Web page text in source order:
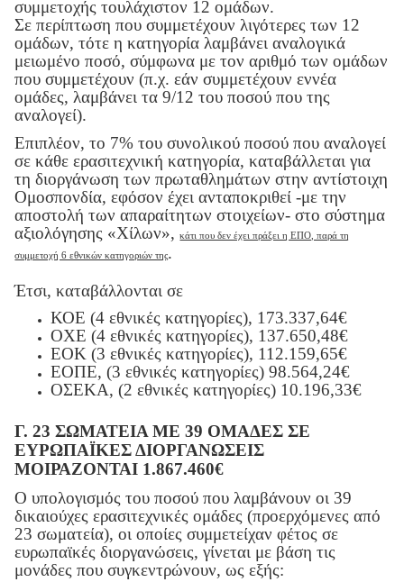
συμμετοχής τουλάχιστον 12 ομάδων.
Σε περίπτωση που συμμετέχουν λιγότερες των 12
ομάδων, τότε η κατηγορία λαμβάνει αναλογικά
μειωμένο ποσό, σύμφωνα με τον αριθμό των ομάδων
που συμμετέχουν (π.χ. εάν συμμετέχουν εννέα
ομάδες, λαμβάνει τα 9/12 του ποσού που της
αναλογεί).
Επιπλέον, το 7% του συνολικού ποσού που αναλογεί
σε κάθε ερασιτεχνική κατηγορία, καταβάλλεται για
τη διοργάνωση των πρωταθλημάτων στην αντίστοιχη
Ομοσπονδία, εφόσον έχει ανταποκριθεί -με την
αποστολή των απαραίτητων στοιχείων- στο σύστημα
αξιολόγησης «Χίλων»,κάτι που δεν έχει πράξει η ΕΠΟ, παρά τη
συμμετοχή 6 εθνικών κατηγοριών της.
Έτσι, καταβάλλονται σε
ΚΟΕ (4 εθνικές κατηγορίες), 173.337,64€
ΟΧΕ (4 εθνικές κατηγορίες), 137.650,48€
ΕΟΚ (3 εθνικές κατηγορίες), 112.159,65€
ΕΟΠΕ, (3 εθνικές κατηγορίες) 98.564,24€
ΟΣΕΚΑ, (2 εθνικές κατηγορίες) 10.196,33€
Γ. 23 ΣΩΜΑΤΕΙΑ ΜΕ 39 ΟΜΑΔΕΣ ΣΕ
ΕΥΡΩΠΑΪΚΕΣ ΔΙΟΡΓΑΝΩΣΕΙΣ
ΜΟΙΡΑΖΟΝΤΑΙ 1.867.460€
Ο υπολογισμός του ποσού που λαμβάνουν οι 39
δικαιούχες ερασιτεχνικές ομάδες (προερχόμενες από
23 σωματεία), οι οποίες συμμετείχαν φέτος σε
ευρωπαϊκές διοργανώσεις, γίνεται με βάση τις
μονάδες που συγκεντρώνουν, ως εξής: